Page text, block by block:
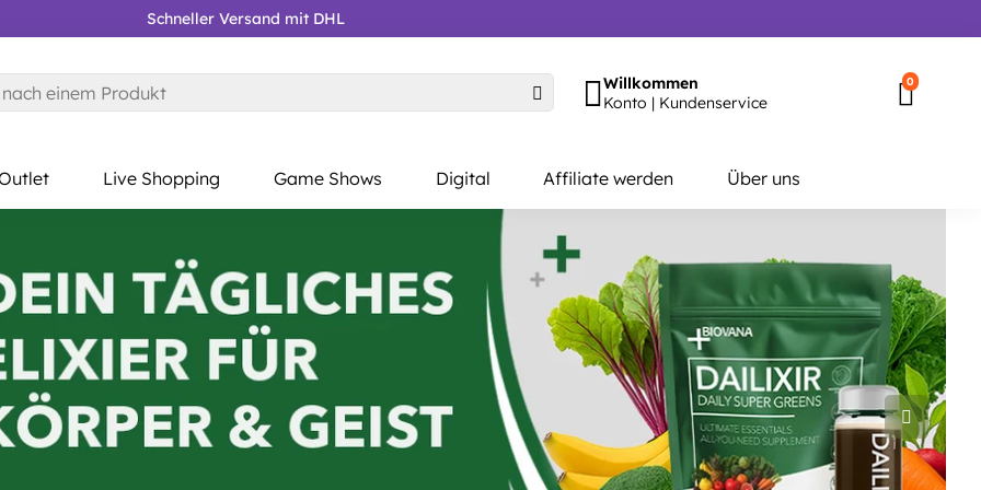
Kostenloser RÜCKVERSAND
Willkommen
Konto | Kundenservice
0
Live Shopping Game Shows Digital Affiliate werden Über uns